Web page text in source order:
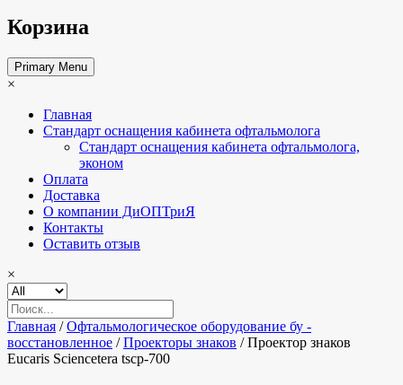
Корзина
Primary Menu
×
Главная
Стандарт оснащения кабинета офтальмолога
Стандарт оснащения кабинета офтальмолога,
эконом
Оплата
Доставка
О компании ДиОПТриЯ
Контакты
Оставить отзыв
×
Главная /Офтальмологическое оборудование бу -
восстановленное /Проекторы знаков / Проектор знаков
Eucaris Sciencetera tscp-700